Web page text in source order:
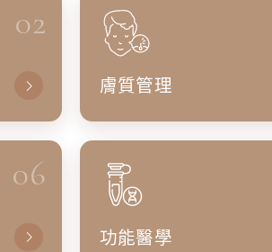
02
膚質管理
06
功能醫學